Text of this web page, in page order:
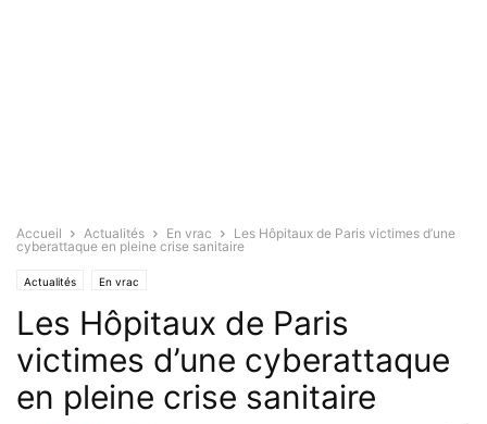
Accueil Actualités En vrac
Les Hôpitaux de Paris victimes d’une
cyberattaque en pleine crise sanitaire
Actualités En vrac
Les Hôpitaux de Paris
victimes d’une cyberattaque
en pleine crise sanitaire